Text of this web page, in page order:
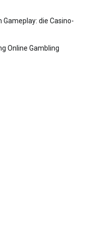
die Casino-
Online Gambling